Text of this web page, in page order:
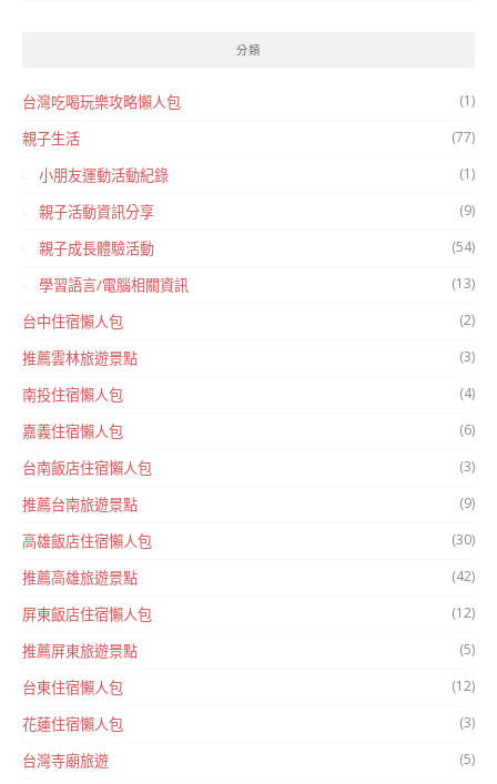
分類
台灣吃喝玩樂攻略懶人包 (1)
親子生活 (77)
小朋友運動活動紀錄 (1)
親子活動資訊分享 (9)
親子成長體驗活動 (54)
學習語言/電腦相關資訊 (13)
台中住宿懶人包 (2)
推薦雲林旅遊景點 (3)
南投住宿懶人包 (4)
嘉義住宿懶人包 (6)
台南飯店住宿懶人包 (3)
推薦台南旅遊景點 (9)
高雄飯店住宿懶人包 (30)
推薦高雄旅遊景點 (42)
屏東飯店住宿懶人包 (12)
推薦屏東旅遊景點 (5)
台東住宿懶人包 (12)
花蓮住宿懶人包 (3)
台灣寺廟旅遊 (5)